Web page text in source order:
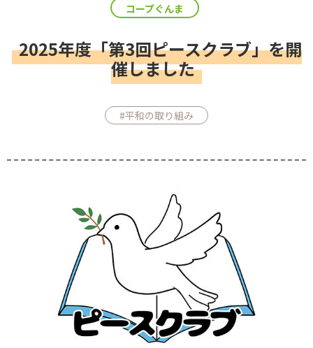
コープぐんま
2025年度「第3回ピースクラブ」を開
催しました
#平和の取り組み